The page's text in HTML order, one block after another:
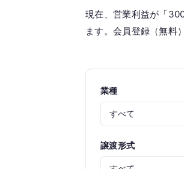
現在、営業利益が「
ます。会員登録（無料
業種
譲渡形式